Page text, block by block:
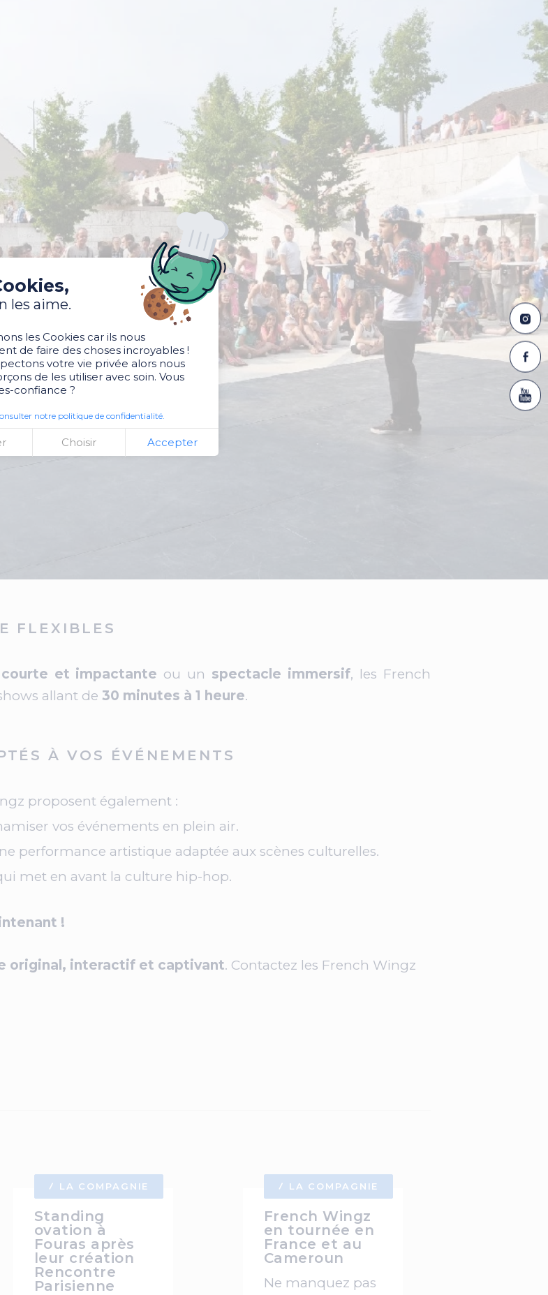
les aime.
les Cookies car ils nous
de faire des choses incroyables !
votre vie privée alors nous
de les utiliser avec soin. Vous
confiance ?
notre politique de confidentialité.
Choisir Accepter
FLEXIBLES
et impactante ou un spectacle immersif, les French
allant de 30 minutes à 1 heure.
À VOS ÉVÉNEMENTS
proposent également :
vos événements en plein air.
performance artistique adaptée aux scènes culturelles.
met en avant la culture hip-hop.
!
original, interactif et captivant. Contactez les French Wingz
LA COMPAGNIE
Standing
ovation à
Fouras après
leur création
Rencontre
Parisienne
LA COMPAGNIE
French Wingz
en tournée en
France et au
Cameroun
Ne manquez pas